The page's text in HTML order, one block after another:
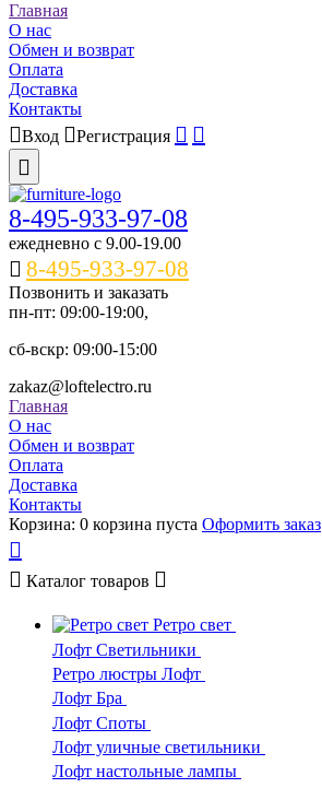
Главная
О нас
Обмен и возврат
Оплата
Доставка
Контакты
Вход
Регистрация
8-495-933-97-08
ежедневно c 9.00-19.00
8-495-933-97-08
Позвонить и заказать
пн-пт: 09:00-19:00,
сб-вскр: 09:00-15:00
zakaz@loftelectro.ru
Главная
О нас
Обмен и возврат
Оплата
Доставка
Контакты
Корзина: 0 корзина пуста Оформить заказ
Каталог товаров
Ретро свет
Лофт Светильники
Ретро люстры Лофт
Лофт Бра
Лофт Споты
Лофт уличные светильники
Лофт настольные лампы